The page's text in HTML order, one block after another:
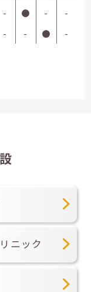
- ● -
-
- - ● -
ニック